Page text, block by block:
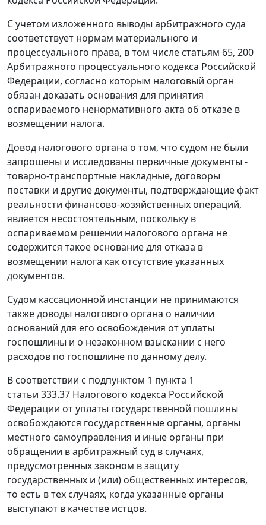
С учетом изложенного выводы арбитражного суда
соответствует нормам материального и
процессуального права, в том числе статьям 65, 200
Арбитражного процессуального кодекса Российской
Федерации, согласно которым налоговый орган
обязан доказать основания для принятия
оспариваемого ненормативного акта об отказе в
возмещении налога.
Довод налогового органа о том, что судом не были
запрошены и исследованы первичные документы -
товарно-транспортные накладные, договоры
поставки и другие документы, подтверждающие факт
реальности финансово-хозяйственных операций,
является несостоятельным, поскольку в
оспариваемом решении налогового органа не
содержится такое основание для отказа в
возмещении налога как отсутствие указанных
документов.
Судом кассационной инстанции не принимаются
также доводы налогового органа о наличии
оснований для его освобождения от уплаты
госпошлины и о незаконном взыскании с него
расходов по госпошлине по данному делу.
В соответствии с подпунктом 1 пункта 1
статьи 333.37 Налогового кодекса Российской
Федерации от уплаты государственной пошлины
освобождаются государственные органы, органы
местного самоуправления и иные органы при
обращении в арбитражный суд в случаях,
предусмотренных законом в защиту
государственных и (или) общественных интересов,
то есть в тех случаях, когда указанные органы
выступают в качестве истцов.